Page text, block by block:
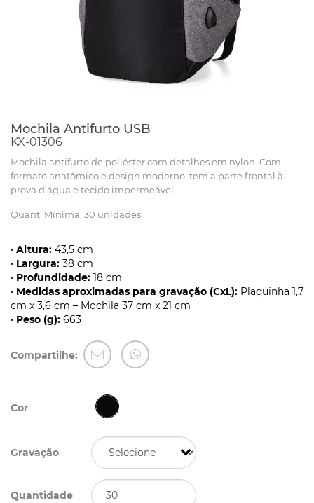
Mochila Antifurto USB
KX-01306
Mochila antifurto de poliéster com detalhes em nylon. Com
formato anatômico e design moderno, tem a parte frontal à
prova d’água e tecido impermeável.
Quant. Mínima: 30 unidades
• Altura: 43,5 cm
• Largura: 38 cm
• Profundidade: 18 cm
• Medidas aproximadas para gravação (CxL): Plaquinha 1,7
cm x 3,6 cm – Mochila 37 cm x 21 cm
• Peso (g): 663
Compartilhe:
Cor
Gravação
Quantidade